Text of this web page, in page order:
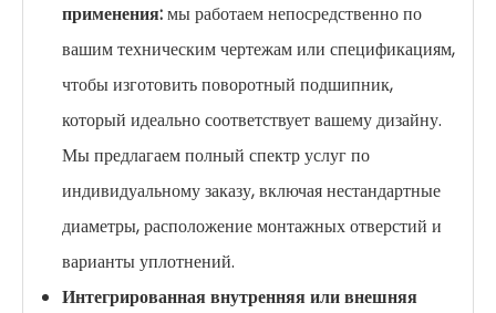
применения:мы работаем непосредственно по
вашим техническим чертежам или спецификациям,
чтобы изготовить поворотный подшипник,
который идеально соответствует вашему дизайну.
Мы предлагаем полный спектр услуг по
индивидуальному заказу, включая нестандартные
диаметры, расположение монтажных отверстий и
варианты уплотнений.
Интегрированная внутренняя или внешняя